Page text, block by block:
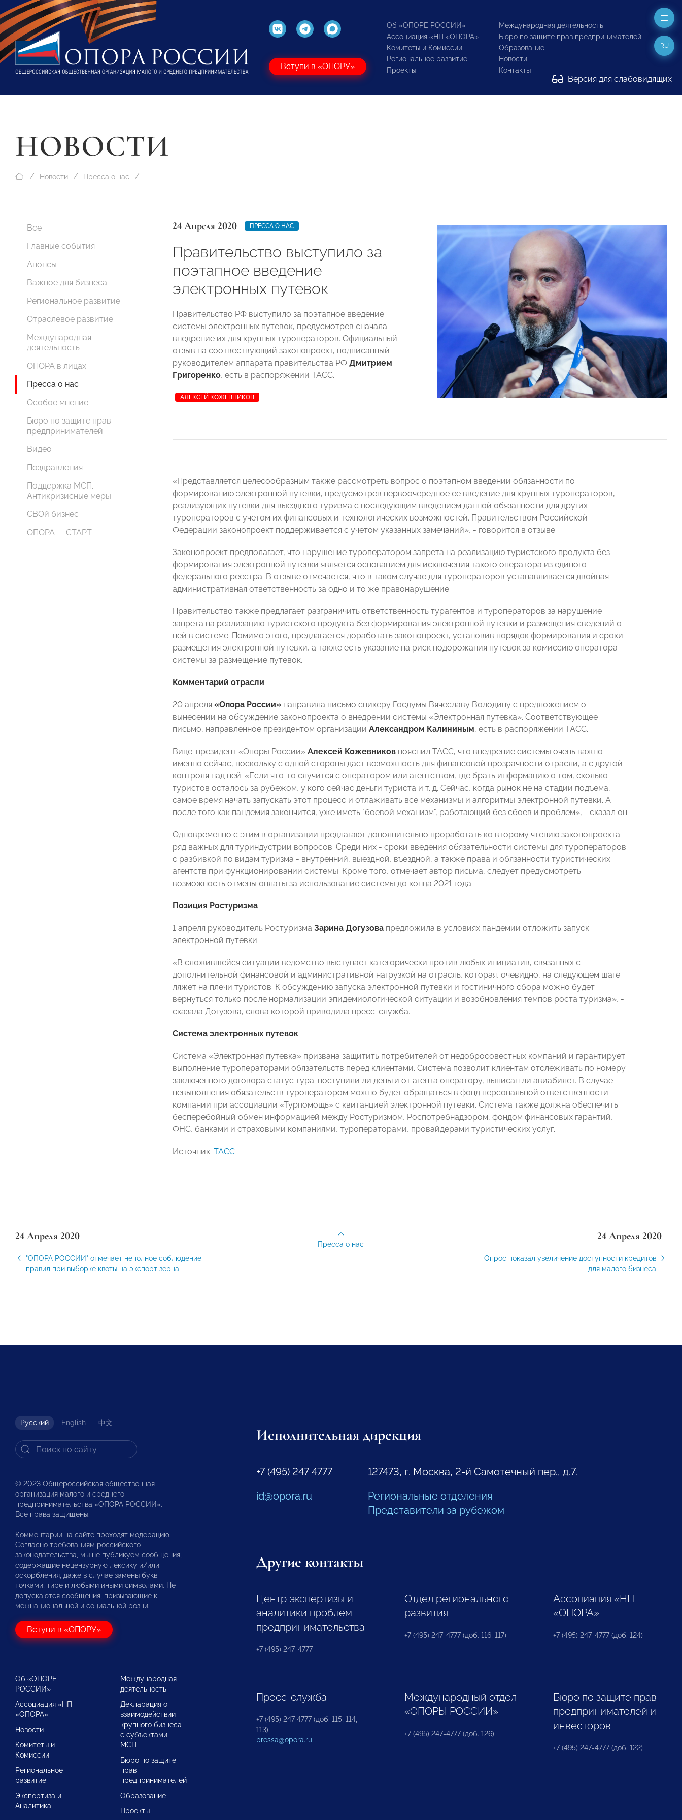
Вступи в «ОПОРУ»
Об «ОПОРЕ РОССИИ»
Ассоциация «НП «ОПОРА»
Комитеты и Комиссии
Региональное развитие
Проекты
Международная деятельность
Бюро по защите прав предпринимателей
Образование
Новости
Контакты
Версия для слабовидящих
RU
НОВОСТИ
Новости Пресса о нас
Все
Главные события
Анонсы
Важное для бизнеса
Региональное развитие
Отраслевое развитие
Международная
деятельность
ОПОРА в лицах
Пресса о нас
Особое мнение
Бюро по защите прав
предпринимателей
Видео
Поздравления
Поддержка МСП.
Антикризисные меры
СВОй бизнес
ОПОРА — СТАРТ
24 Апреля 2020 ПРЕССА О НАС
Правительство выступило за
поэтапное введение
электронных путевок
Правительство РФ выступило за поэтапное введение
системы электронных путевок, предусмотрев сначала
внедрение их для крупных туроператоров. Официальный
отзыв на соотвествующий законопроект, подписанный
руководителем аппарата правительства РФ Дмитрием
Григоренко, есть в распоряжении ТАСС.
АЛЕКСЕЙ КОЖЕВНИКОВ
«Представляется целесообразным также рассмотреть вопрос о поэтапном введении обязанности по
формированию электронной путевки, предусмотрев первоочередное ее введение для крупных туроператоров,
реализующих путевки для выездного туризма с последующим введением данной обязанности для других
туроператоров с учетом их финансовых и технологических возможностей. Правительством Российской
Федерации законопроект поддерживается с учетом указанных замечаний», - говорится в отзыве.
Законопроект предполагает, что нарушение туроператором запрета на реализацию туристского продукта без
формирования электронной путевки является основанием для исключения такого оператора из единого
федерального реестра. В отзыве отмечается, что в таком случае для туроператоров устанавливается двойная
административная ответственность за одно и то же правонарушение.
Правительство также предлагает разграничить ответственность турагентов и туроператоров за нарушение
запрета на реализацию туристского продукта без формирования электронной путевки и размещения сведений о
ней в системе. Помимо этого, предлагается доработать законопроект, установив порядок формирования и сроки
размещения электронной путевки, а также есть указание на риск подорожания путевок за комиссию оператора
системы за размещение путевок.
Комментарий отрасли
20 апреля «Опора России» направила письмо спикеру Госдумы Вячеславу Володину с предложением о
вынесении на обсуждение законопроекта о внедрении системы «Электронная путевка». Соответствующее
письмо, направленное президентом организации Александром Калининым, есть в распоряжении ТАСС.
Вице-президент «Опоры России» Алексей Кожевников пояснил ТАСС, что внедрение системы очень важно
именно сейчас, поскольку с одной стороны даст возможность для финансовой прозрачности отрасли, а с другой -
контроля над ней. «Если что-то случится с оператором или агентством, где брать информацию о том, сколько
туристов осталось за рубежом, у кого сейчас деньги туриста и т. д. Сейчас, когда рынок не на стадии подъема,
самое время начать запускать этот процесс и отлаживать все механизмы и алгоритмы электронной путевки. А
после того как пандемия закончится, уже иметь "боевой механизм", работающий без сбоев и проблем», - сказал он.
Одновременно с этим в организации предлагают дополнительно проработать ко второму чтению законопроекта
ряд важных для туриндустрии вопросов. Среди них - сроки введения обязательности системы для туроператоров
с разбивкой по видам туризма - внутренний, выездной, въездной, а также права и обязанности туристических
агентств при функционировании системы. Кроме того, отмечает автор письма, следует предусмотреть
возможность отмены оплаты за использование системы до конца 2021 года.
Позиция Ростуризма
1 апреля руководитель Ростуризма Зарина Догузова предложила в условиях пандемии отложить запуск
электронной путевки.
«В сложившейся ситуации ведомство выступает категорически против любых инициатив, связанных с
дополнительной финансовой и административной нагрузкой на отрасль, которая, очевидно, на следующем шаге
ляжет на плечи туристов. К обсуждению запуска электронной путевки и гостиничного сбора можно будет
вернуться только после нормализации эпидемиологической ситуации и возобновления темпов роста туризма», -
сказала Догузова, слова которой приводила пресс-служба.
Система электронных путевок
Система «Электронная путевка» призвана защитить потребителей от недобросовестных компаний и гарантирует
выполнение туроператорами обязательств перед клиентами. Система позволит клиентам отслеживать по номеру
заключенного договора статус тура: поступили ли деньги от агента оператору, выписан ли авиабилет. В случае
невыполнения обязательств туроператором можно будет обращаться в фонд персональной ответственности
компании при ассоциации «Турпомощь» с квитанцией электронной путевки. Система также должна обеспечить
бесперебойный обмен информацией между Ростуризмом, Роспотребнадзором, фондом финансовых гарантий,
ФНС, банками и страховыми компаниями, туроператорами, провайдерами туристических услуг.
Источник: ТАСС
24 Апреля 2020
"ОПОРА РОССИИ" отмечает неполное соблюдение
правил при выборке квоты на экспорт зерна
24 Апреля 2020
Опрос показал увеличение доступности кредитов
для малого бизнеса
Пресса о нас
Русский English 中文
© 2023 Общероссийская общественная
организация малого и среднего
предпринимательства «ОПОРА РОССИИ».
Все права защищены.
Комментарии на сайте проходят модерацию.
Согласно требованиям российского
законодательства, мы не публикуем сообщения,
содержащие нецензурную лексику и/или
оскорбления, даже в случае замены букв
точками, тире и любыми иными символами. Не
допускаются сообщения, призывающие к
межнациональной и социальной розни.
Вступи в «ОПОРУ»
Об «ОПОРЕ
РОССИИ»
Ассоциация «НП
«ОПОРА»
Новости
Комитеты и
Комиссии
Региональное
развитие
Экспертиза и
Аналитика
Международная
деятельность
Декларация о
взаимодействии
крупного бизнеса
с субъектами
МСП
Бюро по защите
прав
предпринимателей
Образование
Проекты
Исполнительная дирекция
+7 (495) 247 4777
id@opora.ru
127473, г. Москва, 2-й Самотечный пер., д.7.
Региональные отделения
Представители за рубежом
Другие контакты
Центр экспертизы и
аналитики проблем
предпринимательства
+7 (495) 247-4777
Отдел регионального
развития
+7 (495) 247-4777 (доб. 116, 117)
Ассоциация «НП
«ОПОРА»
+7 (495) 247-4777 (доб. 124)
Пресс-служба
+7 (495) 247 4777 (доб. 115, 114,
113)
pressa@opora.ru
Международный отдел
«ОПОРЫ РОССИИ»
+7 (495) 247-4777 (доб. 126)
Бюро по защите прав
предпринимателей и
инвесторов
+7 (495) 247-4777 (доб. 122)